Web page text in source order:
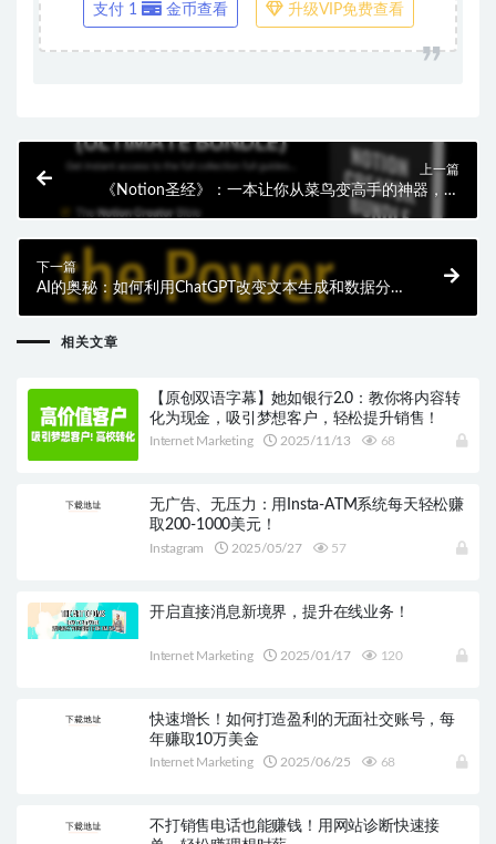
支付 1 金币查看 升级VIP免费查看
上一篇
《Notion圣经》：一本让你从菜鸟变高手的神器，开
启Notion全方位技能之旅！
下一篇
AI的奥秘：如何利用ChatGPT改变文本生成和数据分
析！
相关文章
【原创双语字幕】她如银行2.0：教你将内容转
化为现金，吸引梦想客户，轻松提升销售！
Internet Marketing 2025/11/13 68
无广告、无压力：用Insta-ATM系统每天轻松赚
取200-1000美元！
Instagram 2025/05/27 57
开启直接消息新境界，提升在线业务！
Internet Marketing 2025/01/17 120
快速增长！如何打造盈利的无面社交账号，每
年赚取10万美金
Internet Marketing 2025/06/25 68
不打销售电话也能赚钱！用网站诊断快速接